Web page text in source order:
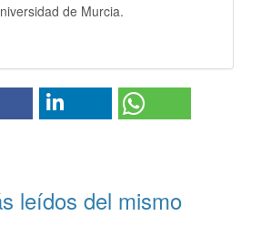
de Murcia.
leídos del mismo